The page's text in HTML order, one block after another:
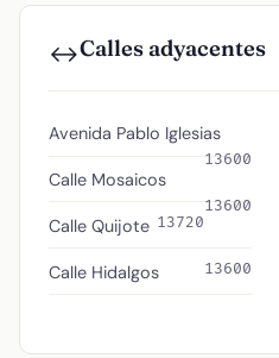
↔️Calles adyacentes
Avenida Pablo Iglesias
13600
Calle Mosaicos
13600
Calle Quijote 13720
Calle Hidalgos 13600